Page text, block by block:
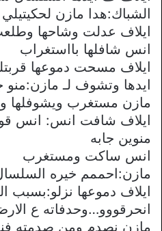
الشباك:هدا مازن
ايلاف عدلت وشاحها
انس شافلها بااستغراب
ايلاف مسحت دموعها
ايدها وتشوف لـ مازن:منو
مازن مستغرب ويشوفلها
ايلاف شافت انس: انس
منوين جابه
انس ساكت ومستغرب
مازن:احممم خيره
ايلاف دموعها نزلو:بسبب
انحرقووو…وحدفاته ع
مازن نصدم ومن صدمته